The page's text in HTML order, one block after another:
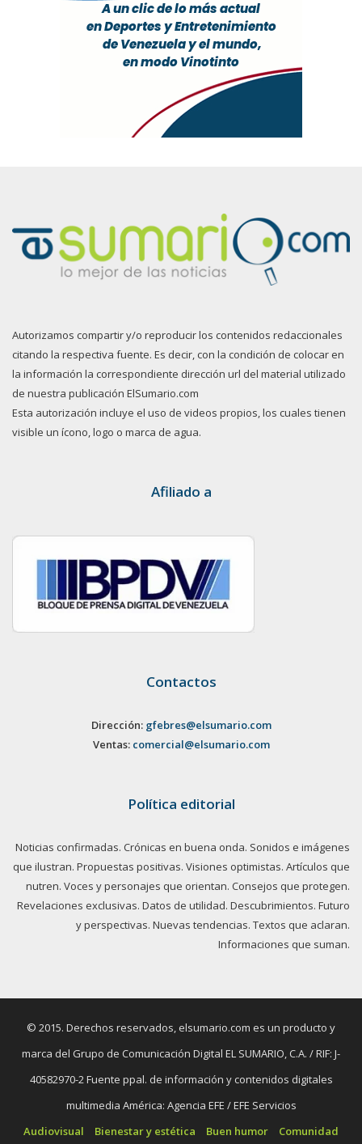
Autorizamos compartir y/o reproducir los contenidos redaccionales
citando la respectiva fuente. Es decir, con la condición de colocar en
la información la correspondiente dirección url del material utilizado
de nuestra publicación ElSumario.com
Esta autorización incluye el uso de videos propios, los cuales tienen
visible un ícono, logo o marca de agua.
Afiliado a
Contactos
Dirección: gfebres@elsumario.com
Ventas: comercial@elsumario.com
Política editorial
Noticias confirmadas. Crónicas en buena onda. Sonidos e imágenes
que ilustran. Propuestas positivas. Visiones optimistas. Artículos que
nutren. Voces y personajes que orientan. Consejos que protegen.
Revelaciones exclusivas. Datos de utilidad. Descubrimientos. Futuro
y perspectivas. Nuevas tendencias. Textos que aclaran.
Informaciones que suman.
© 2015. Derechos reservados, elsumario.com es un producto y
marca del Grupo de Comunicación Digital EL SUMARIO, C.A. / RIF: J-
40582970-2 Fuente ppal. de información y contenidos digitales
multimedia América: Agencia EFE / EFE Servicios
Audiovisual
Bienestar y estética Buen humor Comunidad